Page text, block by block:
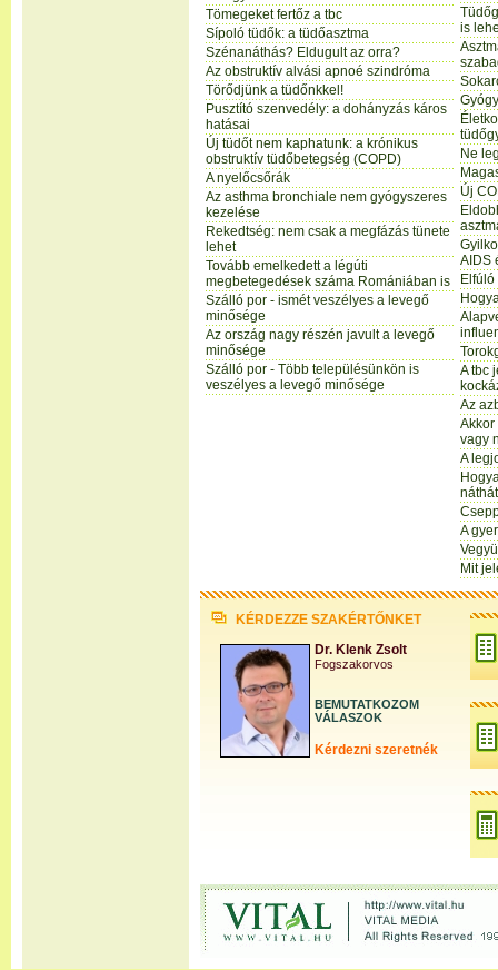
Tömegeket fertőz a tbc
Sípoló tüdők: a tüdőasztma
Szénanáthás? Eldugult az orra?
Az obstruktív alvási apnoé szindróma
Törődjünk a tüdőnkkel!
Pusztító szenvedély: a dohányzás káros
hatásai
Új tüdőt nem kaphatunk: a krónikus
obstruktív tüdőbetegség (COPD)
A nyelőcsőrák
Az asthma bronchiale nem gyógyszeres
kezelése
Rekedtség: nem csak a megfázás tünete
lehet
Tovább emelkedett a légúti
megbetegedések száma Romániában is
Szálló por - ismét veszélyes a levegő
minősége
Az ország nagy részén javult a levegő
minősége
Szálló por - Több településünkön is
veszélyes a levegő minősége
is
Ne
Új
AIDS
A tbc
Az
Akkor
vagy
A
A
Mit
KÉRDEZZE SZAKÉRTŐNKET
Dr. Klenk Zsolt
Fogszakorvos
BEMUTATKOZOM
VÁLASZOK
Kérdezni szeretnék